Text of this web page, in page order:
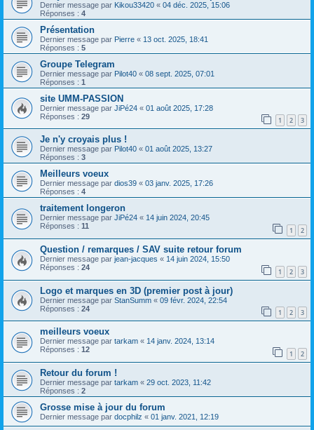
Dernier message par Kikou33420 « 04 déc. 2025, 15:06
Réponses : 4
Présentation
Dernier message par Pierre « 13 oct. 2025, 18:41
Réponses : 5
Groupe Telegram
Dernier message par Pilot40 « 08 sept. 2025, 07:01
Réponses : 1
site UMM-PASSION
Dernier message par JiPé24 « 01 août 2025, 17:28
Réponses : 29 1 2 3
Je n'y croyais plus !
Dernier message par Pilot40 « 01 août 2025, 13:27
Réponses : 3
Meilleurs voeux
Dernier message par dios39 « 03 janv. 2025, 17:26
Réponses : 4
traitement longeron
Dernier message par JiPé24 « 14 juin 2024, 20:45
Réponses : 11 1 2
Question / remarques / SAV suite retour forum
Dernier message par jean-jacques « 14 juin 2024, 15:50
Réponses : 24 1 2 3
Logo et marques en 3D (premier post à jour)
Dernier message par StanSumm « 09 févr. 2024, 22:54
Réponses : 24 1 2 3
meilleurs voeux
Dernier message par tarkam « 14 janv. 2024, 13:14
Réponses : 12 1 2
Retour du forum !
Dernier message par tarkam « 29 oct. 2023, 11:42
Réponses : 2
Grosse mise à jour du forum
Dernier message par docphilz « 01 janv. 2021, 12:19